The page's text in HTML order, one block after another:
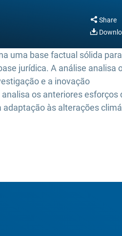
Share
uma base factual sólida para
jurídica. A análise analisa
e a inovação
os anteriores esforços
às alterações